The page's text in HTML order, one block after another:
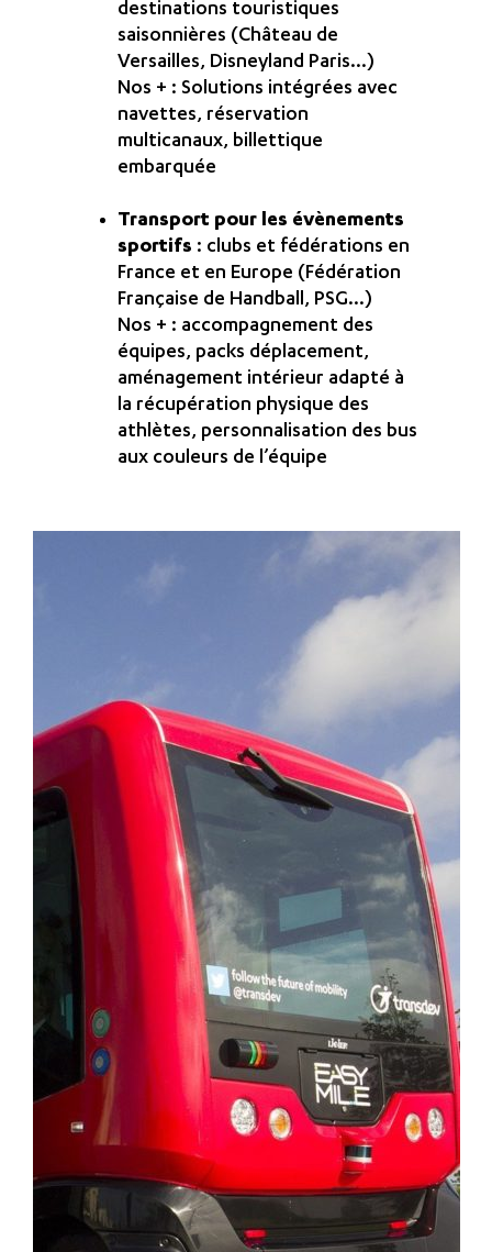
destinations touristiques
saisonnières (Château de
Versailles, Disneyland Paris…)
Nos + : Solutions intégrées avec
navettes, réservation
multicanaux, billettique
embarquée
Transport pour les évènements
sportifs : clubs et fédérations en
France et en Europe (Fédération
Française de Handball, PSG…)
Nos + : accompagnement des
équipes, packs déplacement,
aménagement intérieur adapté à
la récupération physique des
athlètes, personnalisation des bus
aux couleurs de l’équipe